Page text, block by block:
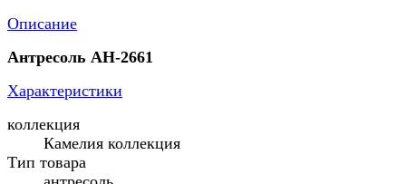
Описание
Антресоль АН-2661
Характеристики
коллекция
Камелия коллекция
Тип товара